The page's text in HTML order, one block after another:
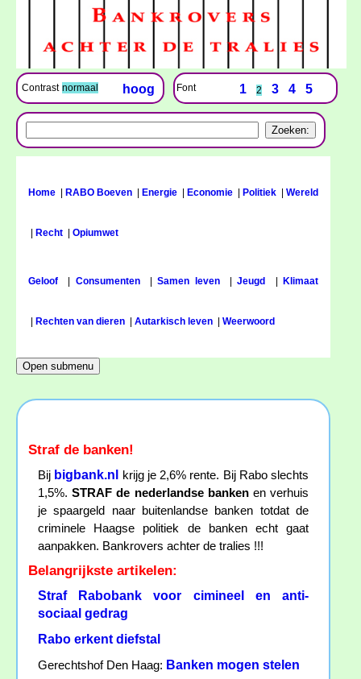
Contrast normaal hoog Font 1 2 3 4 5
Home RABO Boeven Energie Economie Politiek Wereld
Recht Opiumwet
Geloof Consumenten|Samen leven|Jeugd Klimaat
Rechten van dieren Autarkisch leven Weerwoord
Straf de banken!
Bij bigbank.nl
krijg je 2,6% rente. Bij Rabo slechts
1,5%.STRAF de nederlandse bankenen verhuis
je spaargeld naar buitenlandse banken totdat de
criminele Haagse politiek de banken echt gaat
aanpakken. Bankrovers achter de tralies !!!
Belangrijkste artikelen:
Straf Rabobank voor cimineel en anti-
sociaal gedrag
Rabo erkent diefstal
Gerechtshof Den Haag: Banken mogen stelen